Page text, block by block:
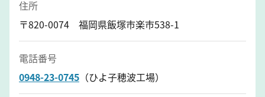
住所
〒820-0074 福岡県飯塚市楽市538-1
電話番号
0948-23-0745 （ひよ子穂波工場）